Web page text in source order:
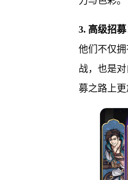
3. 高级招募
他们不仅
战，也是
募之路上更